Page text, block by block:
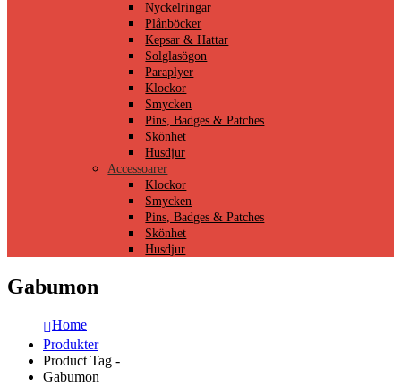
Nyckelringar
Plånböcker
Kepsar & Hattar
Solglasögon
Paraplyer
Klockor
Smycken
Pins, Badges & Patches
Skönhet
Husdjur
Accessoarer
Klockor
Smycken
Pins, Badges & Patches
Skönhet
Husdjur
Gabumon
Home
Produkter
Product Tag -
Gabumon